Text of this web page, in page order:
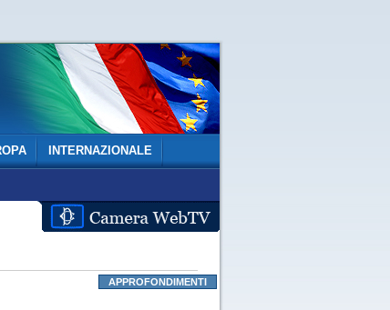
INTERNAZIONALE
APPROFONDIMENTI